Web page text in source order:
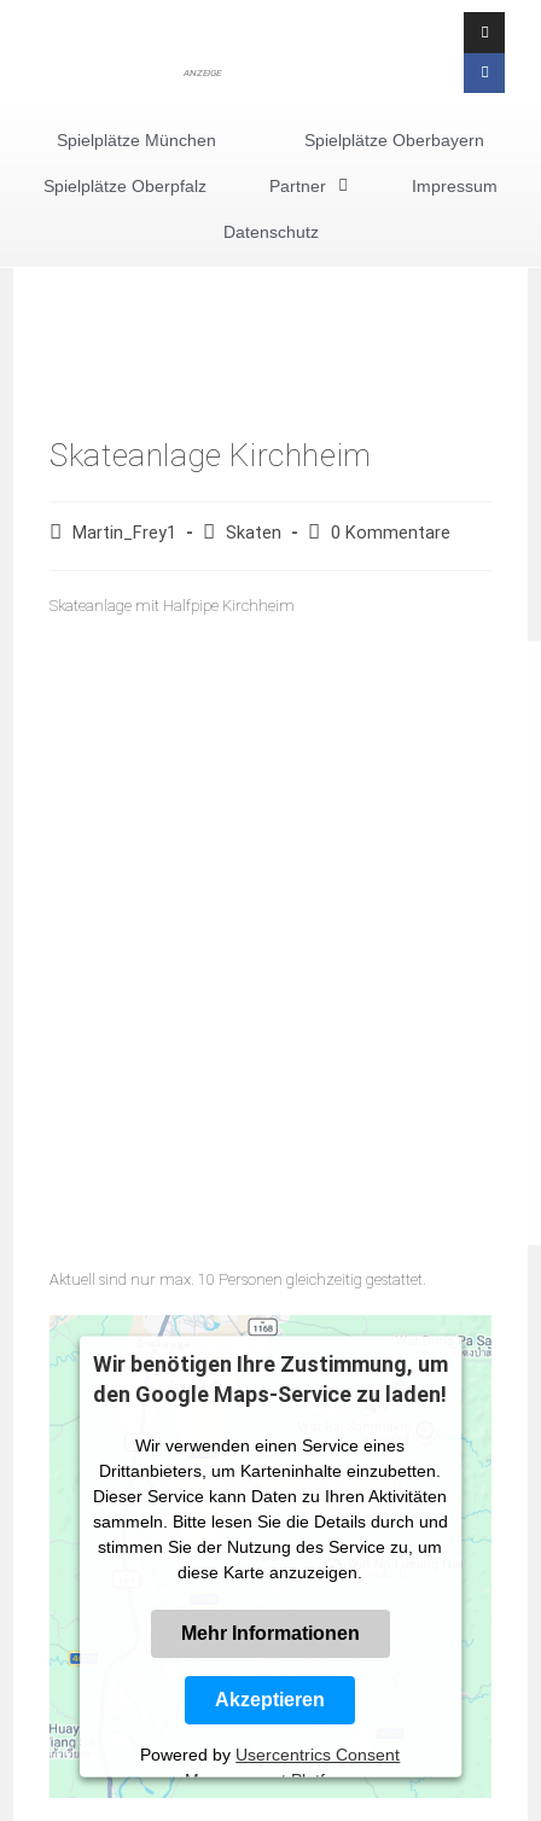
ANZEIGE
Spielplätze München Spielplätze Oberbayern
Spielplätze Oberpfalz Partner Impressum
Datenschutz
Skateanlage Kirchheim
Martin_Frey1 Skaten 0 Kommentare
Skateanlage mit Halfpipe Kirchheim
Aktuell sind nur max. 10 Personen gleichzeitig gestattet.
Wir benötigen Ihre Zustimmung, um
den Google Maps-Service zu laden!
Wir verwenden einen Service eines
Drittanbieters, um Karteninhalte einzubetten.
Dieser Service kann Daten zu Ihren Aktivitäten
sammeln. Bitte lesen Sie die Details durch und
stimmen Sie der Nutzung des Service zu, um
diese Karte anzuzeigen.
Mehr Informationen
Akzeptieren
Powered by Usercentrics Consent
Management Platform